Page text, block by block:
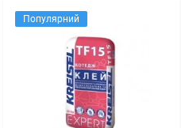
Популярний